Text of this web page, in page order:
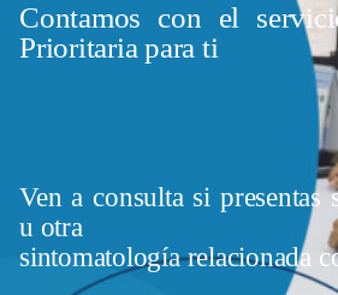
Contamos con el
Prioritaria para ti
Ven a consulta si presentas
u otra
sintomatología relacionada